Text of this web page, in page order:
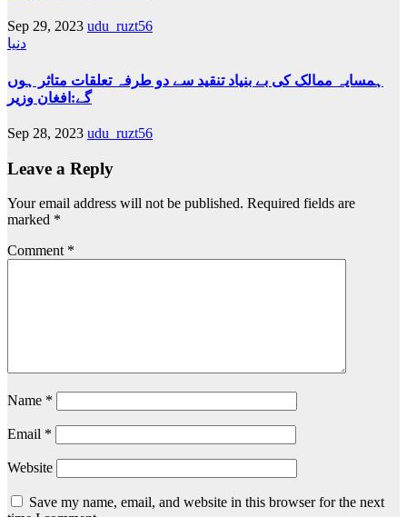
Sep 29, 2023 udu_ruzt56
دنیا
ہمسایہ ممالک کی بے بنیاد تنقید سے دو طرفہ تعلقات متاثر ہوں
گے:افغان وزیر
Sep 28, 2023 udu_ruzt56
Leave a Reply
Your email address will not be published. Required fields are
marked *
Comment *
Name *
Email *
Website
Save my name, email, and website in this browser for the next